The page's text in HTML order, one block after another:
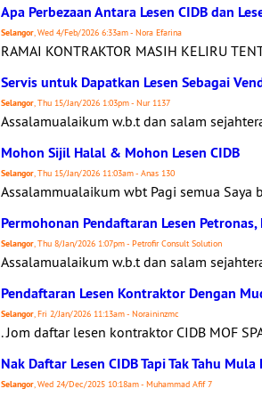
Apa Perbezaan Antara Lesen CIDB dan
Selangor, Wed 4/Feb/2026 6:33am - Nora Efarina
RAMAI KONTRAKTOR MASIH KELIRU
Servis untuk Dapatkan Lesen Sebagai
Selangor, Thu 15/Jan/2026 1:03pm - Nur 1137
Assalamualaikum w.b.t dan salam
Mohon Sijil Halal & Mohon Lesen CIDB
Selangor, Thu 15/Jan/2026 11:03am - Anas 130
Assalammualaikum wbt Pagi semua Saya
Permohonan Pendaftaran Lesen Petronas,
Selangor, Thu 8/Jan/2026 1:07pm - Petrofir Consult Solution
Assalamualaikum w.b.t dan salam
Pendaftaran Lesen Kontraktor Dengan
Selangor, Fri 2/Jan/2026 11:13am - Noraininzmc
. Jom daftar lesen kontraktor CIDB MOF
Nak Daftar Lesen CIDB Tapi Tak Tahu
Selangor, Wed 24/Dec/2025 10:18am - Muhammad Afif 7